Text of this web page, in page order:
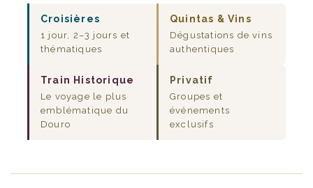
Croisières
1 jour, 2–3 jours et
thématiques
Quintas & Vins
Dégustations de vins
authentiques
Train Historique
Le voyage le plus
emblématique du
Douro
Privatif
Groupes et
événements
exclusifs